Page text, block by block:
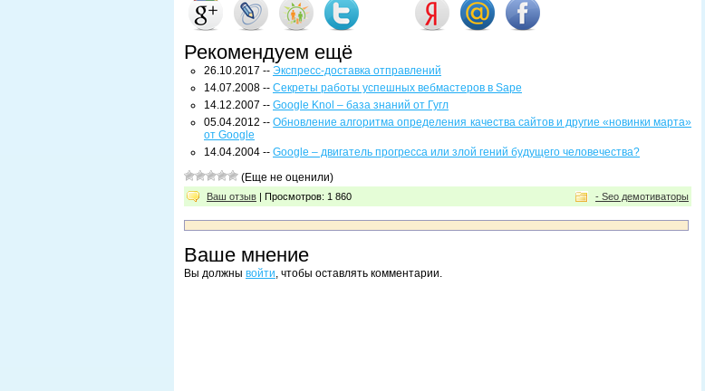
Рекомендуем ещё
26.10.2017 -- Экспресс-доставка отправлений
14.07.2008 -- Секреты работы успешных вебмастеров в Sape
14.12.2007 -- Google Knol – база знаний от Гугл
05.04.2012 --Обновление алгоритма определения качества сайтов и другие «новинки марта»
от Google
14.04.2004 -- Google – двигатель прогресса или злой гений будущего человечества?
(Еще не оценили)
Ваш отзыв | Просмотров: 1 860 - Seo демотиваторы
Ваше мнение
Вы должны войти, чтобы оставлять комментарии.